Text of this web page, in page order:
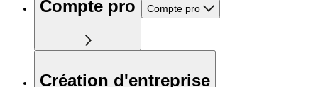
Compte pro Compte pro
Création d'entreprise